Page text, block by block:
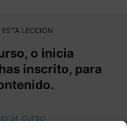
en un negocio online
y valores
LECCIÓN
o inicia
inscrito, para
curso